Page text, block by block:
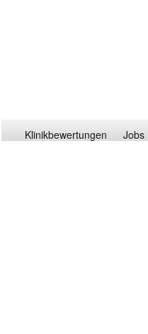
Klinikbewertungen Jobs